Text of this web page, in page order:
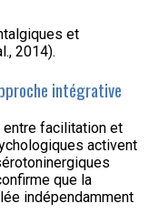
et
2014).
intégrative
entre facilitation et
activent
que la
indépendamment